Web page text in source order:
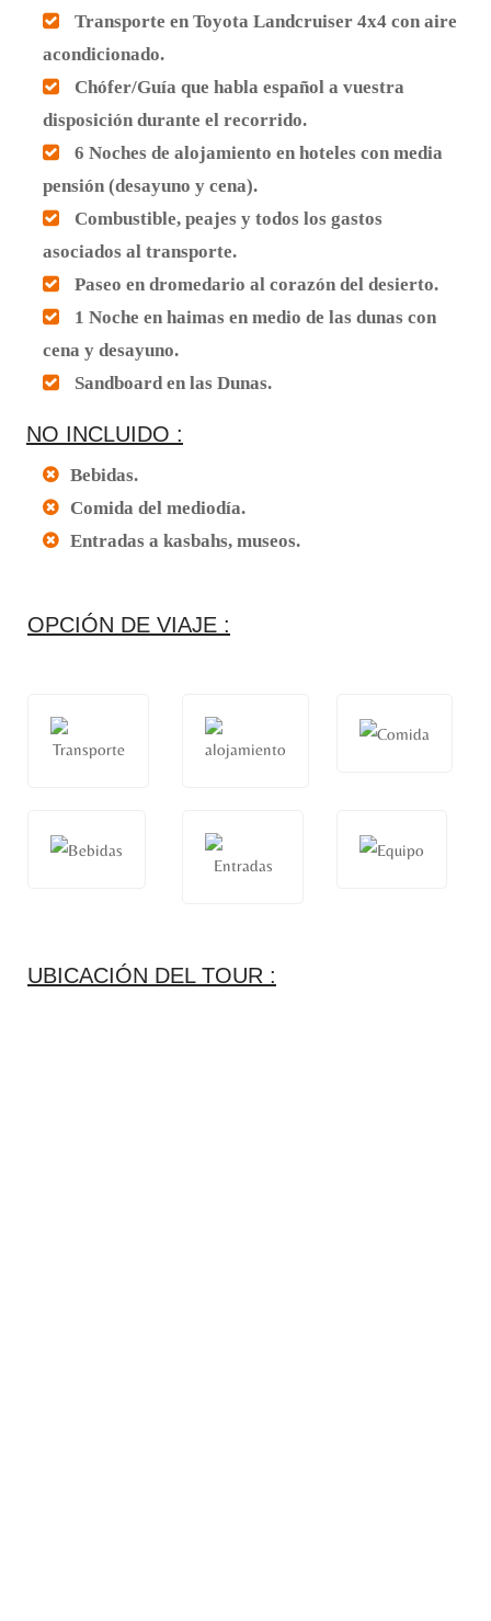
Transporte en Toyota Landcruiser 4x4 con aire
acondicionado.
Chófer/Guía que habla español a vuestra
disposición durante el recorrido.
6 Noches de alojamiento en hoteles con media
pensión (desayuno y cena).
Combustible, peajes y todos los gastos
asociados al transporte.
Paseo en dromedario al corazón del desierto.
1 Noche en haimas en medio de las dunas con
cena y desayuno.
Sandboard en las Dunas.
NO INCLUIDO :
Bebidas.
Comida del mediodía.
Entradas a kasbahs, museos.
OPCIÓN DE VIAJE :
UBICACIÓN DEL TOUR :